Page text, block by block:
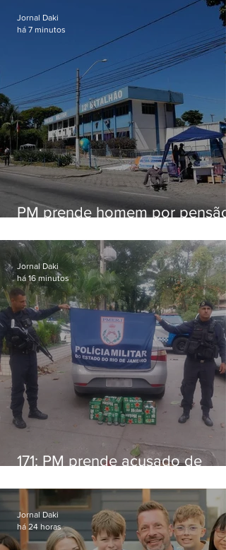
PM prende homem por pensão
Jornal Daki
há 7 minutos
171: PM prende acusado de
Niterói
Jornal Daki
há 16 minutos
Jornal Daki
há 24 horas